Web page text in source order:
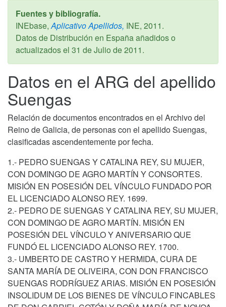
Fuentes y bibliografía.
INEbase, Aplicativo Apellidos, INE, 2011.
Datos de Distribución en España añadidos o
actualizados el 31 de Julio de 2011.
Datos en el ARG del apellido
Suengas
Relación de documentos encontrados en el Archivo del
Reino de Galicia, de personas con el apellido Suengas,
clasificadas ascendentemente por fecha.
1.- PEDRO SUENGAS Y CATALINA REY, SU MUJER,
CON DOMINGO DE AGRO MARTÍN Y CONSORTES.
MISIÓN EN POSESIÓN DEL VÍNCULO FUNDADO POR
EL LICENCIADO ALONSO REY. 1699.
2.- PEDRO DE SUENGAS Y CATALINA REY, SU MUJER,
CON DOMINGO DE AGRO MARTÍN. MISIÓN EN
POSESIÓN DEL VÍNCULO Y ANIVERSARIO QUE
FUNDÓ EL LICENCIADO ALONSO REY. 1700.
3.- UMBERTO DE CASTRO Y HERMIDA, CURA DE
SANTA MARÍA DE OLIVEIRA, CON DON FRANCISCO
SUENGAS RODRÍGUEZ ARIAS. MISIÓN EN POSESIÓN
INSOLIDUM DE LOS BIENES DE VÍNCULO FINCABLES